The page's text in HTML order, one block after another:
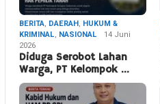
BERITA, DAERAH, HUKUM &
KRIMINAL, NASIONAL
14 Juni
2026
Diduga Serobot Lahan
Warga, PT Kelompok …